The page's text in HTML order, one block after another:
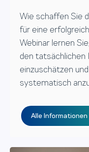
Wie schaffen Sie
für eine
Webinar lernen
den tatsächlichen
einzuschätzen
systematisch
Alle Informationen